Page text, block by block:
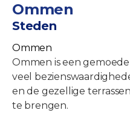
Ommen
Steden
Ommen
Ommen is een
veel
en de gezellige
te brengen.